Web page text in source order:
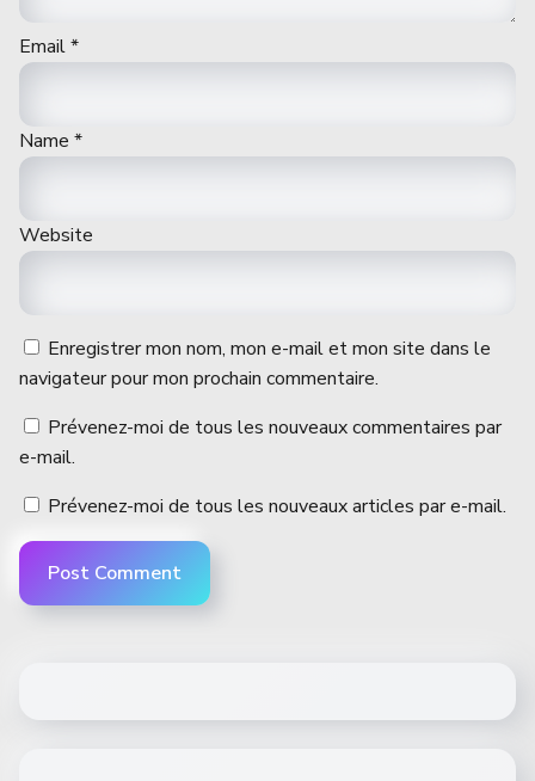
Email*
Name *
Website
Enregistrer mon nom, mon e-mail et mon site dans le
navigateur pour mon prochain commentaire.
Prévenez-moi de tous les nouveaux commentaires par
e-mail.
Prévenez-moi de tous les nouveaux articles par e-mail.